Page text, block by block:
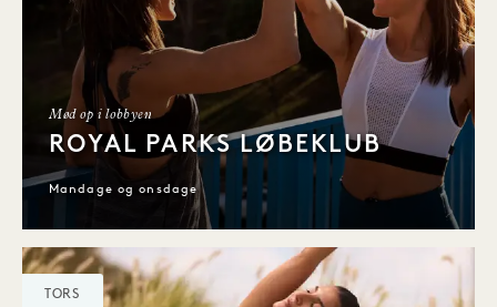
Mød op i lobbyen
ROYAL PARKS LØBEKLUB
Mandage og onsdage
TORS